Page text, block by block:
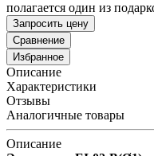
полагается один из
Запросить цену
Сравнение
Избранное
Описание
Характеристики
Отзывы
Аналогичные товары
Описание